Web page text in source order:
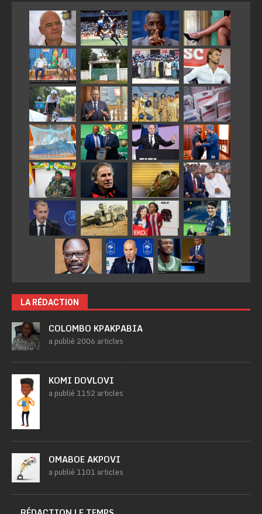
LA RÉDACTION
COLOMBO KPAKPABIA
a publié 2006 articles
KOMI DOVLOVI
a publié 1152 articles
OMABOE AKPOVI
a publié 1101 articles